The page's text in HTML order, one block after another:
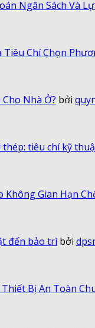
Ngân Sách Và
Chí Chọn
Nhà Ở? bởi
tiêu chí kỹ
Không Gian Hạn
đến bảo trì bởi
Bị An Toàn